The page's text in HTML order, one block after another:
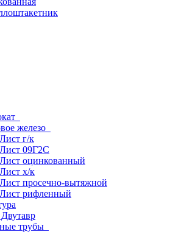
железо
Лист г/к
Лист 09Г2С
Лист оцинкованный
Лист х/к
Лист просечно-вытяжной
Лист рифленный
трубы